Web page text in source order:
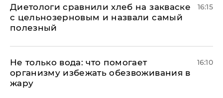
Диетологи сравнили хлеб на закваске
с цельнозерновым и назвали самый
полезный
16:15
Не только вода: что помогает
организму избежать обезвоживания в
жару
16:10